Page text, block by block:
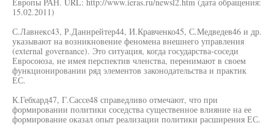
15.02.2011)
С.Лавнекс43, Р.Даннрейтер44, И.Кравченко45, С.Медведев46 и др.
указывают на возникновение феномена внешнего управления
(external governance). Это ситуация, когда государства-соседи
Евросоюза, не имея перспектив членства, перенимают в своем
функционировании ряд элементов законодательства и практик
ЕС.
К.Гебхард47, Г.Сассе48 справедливо отмечают, что при
формировании политики соседства существенное влияние на ее
формирование оказал опыт реализации политики расширения ЕС.